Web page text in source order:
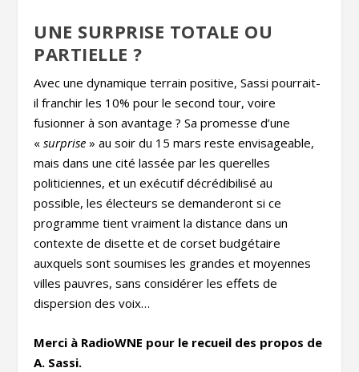
UNE SURPRISE TOTALE OU
PARTIELLE ?
Avec une dynamique terrain positive, Sassi pourrait-
il franchir les 10% pour le second tour, voire
fusionner à son avantage ? Sa promesse d’une
«surprise » au soir du 15 mars reste envisageable,
mais dans une cité lassée par les querelles
politiciennes, et un exécutif décrédibilisé au
possible, les électeurs se demanderont si ce
programme tient vraiment la distance dans un
contexte de disette et de corset budgétaire
auxquels sont soumises les grandes et moyennes
villes pauvres, sans considérer les effets de
dispersion des voix…
Merci à RadioWNE pour le recueil des propos de
A. Sassi.